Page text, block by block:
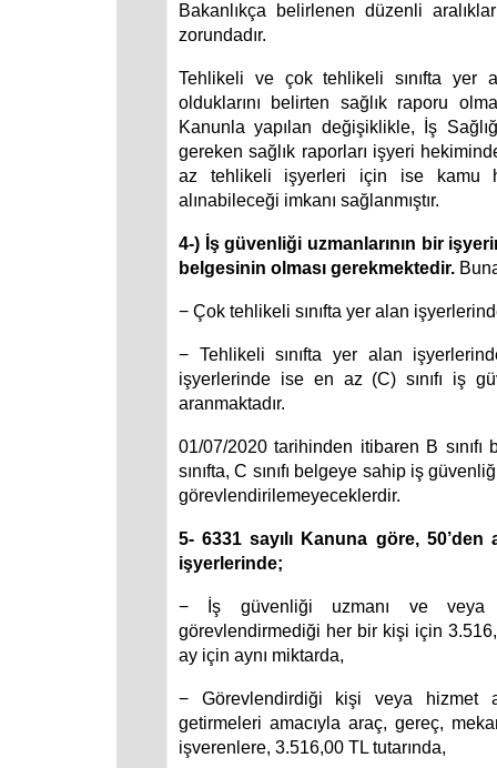
Bakanlıkça belirlenen düzenli
zorundadır.
Tehlikeli ve çok tehlikeli sınıfta yer
olduklarını belirten sağlık raporu
Kanunla yapılan değişiklikle, İş
gereken sağlık raporları işyeri
az tehlikeli işyerleri için ise kamu
alınabileceği imkanı sağlanmıştır.
4-) İş güvenliği uzmanlarının bir
belgesinin olması gerekmektedir.
− Çok tehlikeli sınıfta yer alan
− Tehlikeli sınıfta yer alan
işyerlerinde ise en az (C) sınıfı iş
aranmaktadır.
01/07/2020 tarihinden itibaren B
sınıfta, C sınıfı belgeye sahip iş
görevlendirilemeyeceklerdir.
5- 6331 sayılı Kanuna göre,
işyerlerinde;
− İş güvenliği uzmanı ve veya
görevlendirmediği her bir kişi için
ay için aynı miktarda,
− Görevlendirdiği kişi veya hizmet
getirmeleri amacıyla araç, gereç,
işverenlere, 3.516,00 TL tutarında,